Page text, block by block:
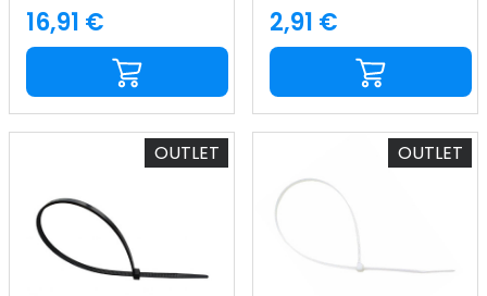
Preço
16,91 € 7hSevenOn
Preço
2,91 €
OUTLET OUTLET